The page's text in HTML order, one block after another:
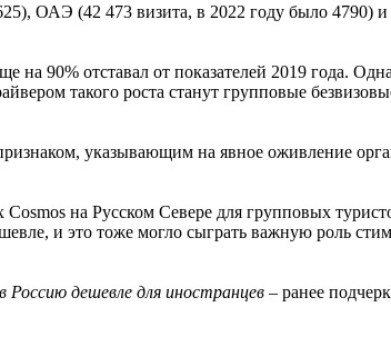
ОАЭ (42 473 визита, в 2022 году было 4790)
на 90% отставал от показателей 2019 года.
такого роста станут групповые
указывающим на явное оживление
на Русском Севере для групповых
и это тоже могло сыграть важную роль
дешевле для иностранцев – ранее